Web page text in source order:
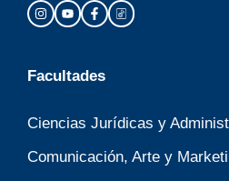
Facultades
Ciencias Jurídicas y
Comunicación, Arte y